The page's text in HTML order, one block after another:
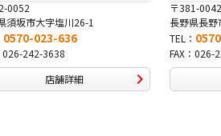
0042
長野市稲田2-7-43
0570-025-457
026-254-5778
店舗詳細
〒381-0034
長野県長野
TEL：
FAX：026-